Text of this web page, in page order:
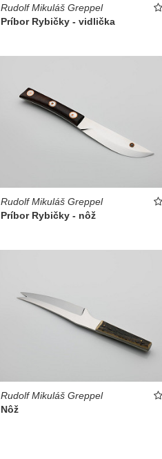
Rudolf Mikuláš Greppel
Príbor Rybičky - vidlička
Rudolf Mikuláš Greppel
Príbor Rybičky - nôž
Rudolf Mikuláš Greppel
Nôž